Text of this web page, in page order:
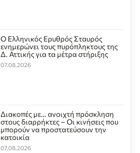
Ο Ελληνικός Ερυθρός Σταυρός
ενημερώνει τους πυρόπληκτους της
Δ. Αττικής για τα μέτρα στήριξης
07.08.2026
Διακοπές με… ανοιχτή πρόσκληση
στους διαρρήκτες – Οι κινήσεις που
μπορούν να προστατεύσουν την
κατοικία
07.08.2026